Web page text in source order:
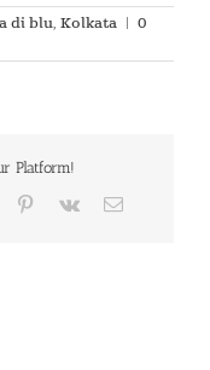
di blu, Kolkata | 0
Platform!
Tumblr Pinterest
Vk Email